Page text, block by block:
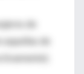
de
aquellas de